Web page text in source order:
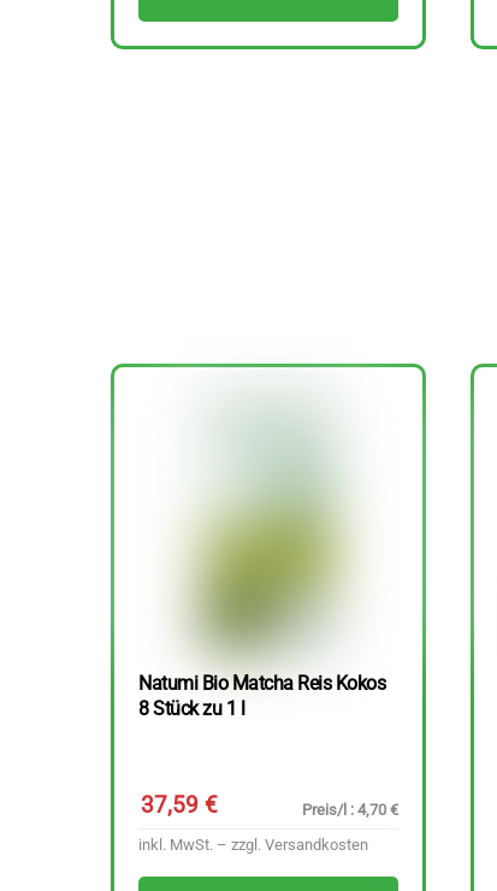
Natumi Bio Matcha Reis Kokos
8 Stück zu 1 l
37,59€
Preis/l : 4,70 €
inkl. MwSt. – zzgl. Versandkosten